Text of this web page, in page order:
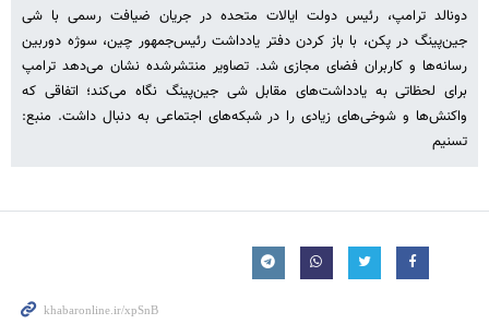
دونالد ترامپ، رئیس دولت ایالات متحده در جریان ضیافت رسمی با شی
جین‌پینگ در پکن، با باز کردن دفتر یادداشت رئیس‌جمهور چین، سوژه دوربین
رسانه‌ها و کاربران فضای مجازی شد. تصاویر منتشرشده نشان می‌دهد ترامپ
برای لحظاتی به یادداشت‌های مقابل شی جین‌پینگ نگاه می‌کند؛ اتفاقی که
واکنش‌ها و شوخی‌های زیادی را در شبکه‌های اجتماعی به دنبال داشت. منبع:
تسنیم